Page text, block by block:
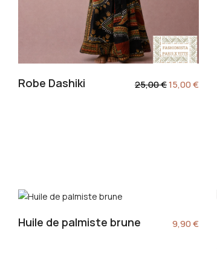
Robe Dashiki 25,00€15,00€
Huile de palmiste brune 9,90€